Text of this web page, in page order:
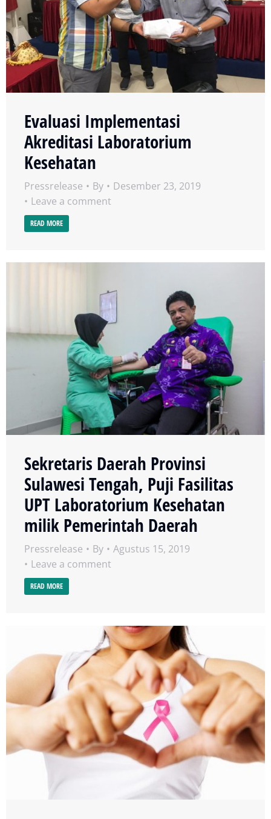
Evaluasi Implementasi
Akreditasi Laboratorium
Kesehatan
Pressrelease By
Desember 23, 2019
Leave a comment
READ MORE
Sekretaris Daerah Provinsi
Sulawesi Tengah, Puji Fasilitas
UPT Laboratorium Kesehatan
milik Pemerintah Daerah
Pressrelease By
Agustus 15, 2019
Leave a comment
READ MORE